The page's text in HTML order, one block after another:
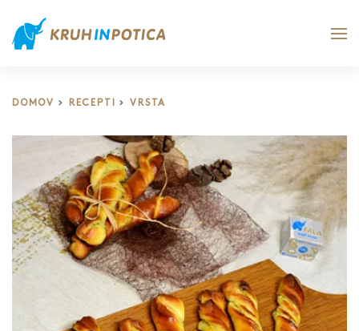
DOMOV RECEPTI VRSTA